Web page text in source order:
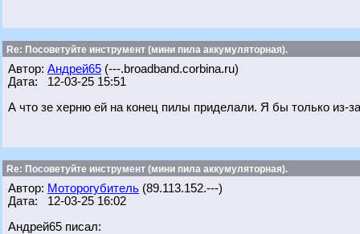
Re: Посоветуйте инструмент (мини пила аккумуляторная).
Автор: Андрей65 (---.broadband.corbina.ru)
Дата: 12-03-25 15:51
А что зе херню ей на конец пилы приделали. Я бы только из-
Re: Посоветуйте инструмент (мини пила аккумуляторная).
Автор: Моторогубитель (89.113.152.---)
Дата: 12-03-25 16:02
Андрей65 писал: